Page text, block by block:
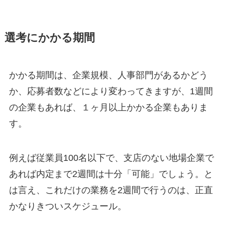
選考にかかる期間
かかる期間は、企業規模、人事部門があるかどう
か、応募者数などにより変わってきますが、1週間
の企業もあれば、１ヶ月以上かかる企業もありま
す。
例えば従業員100名以下で、支店のない地場企業で
あれば内定まで2週間は十分「可能」でしょう。と
は言え、これだけの業務を2週間で行うのは、正直
かなりきついスケジュール。